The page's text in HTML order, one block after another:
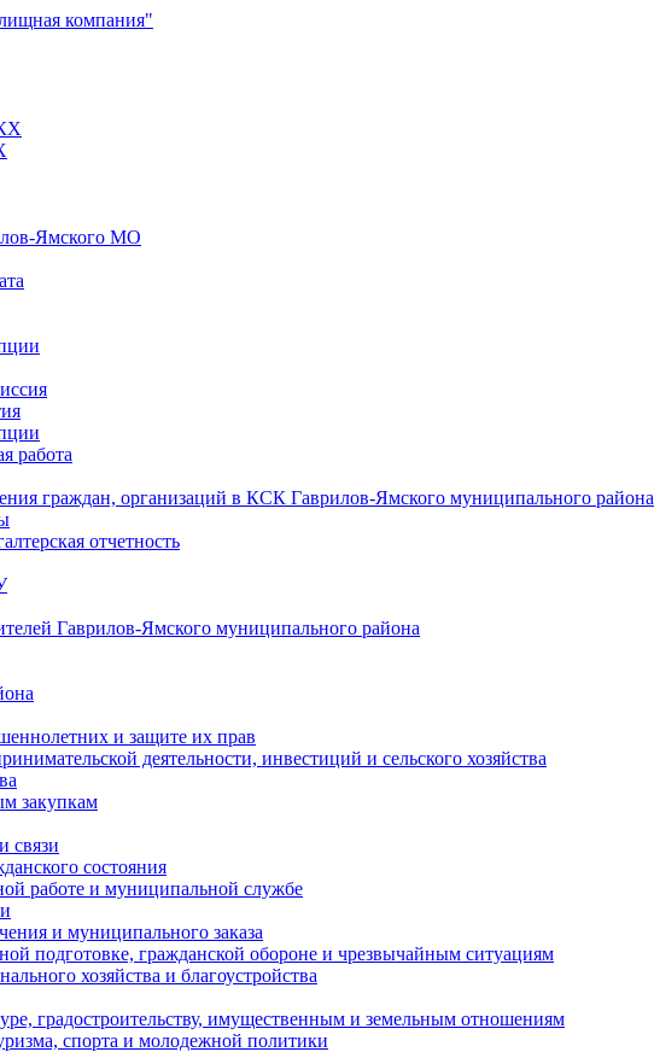
компания"
Ямского МО
работа
граждан, организаций в КСК Гаврилов-Ямского муниципального района
отчетность
Гаврилов-Ямского муниципального района
и защите их прав
деятельности, инвестиций и сельского хозяйства
закупкам
связи
состояния
работе и муниципальной службе
и муниципального заказа
подготовке, гражданской обороне и чрезвычайным ситуациям
хозяйства и благоустройства
градостроительству, имущественным и земельным отношениям
спорта и молодежной политики